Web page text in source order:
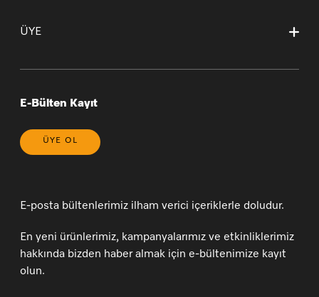
Kişisel Verilerin Korunması
Garanti Sertifikası Sözleşme Esasları
Sepetim
ÜYE
E-Bülten Kayıt
ÜYE OL
E-posta bültenlerimiz ilham verici içeriklerle doludur.
En yeni ürünlerimiz, kampanyalarımız ve etkinliklerimiz
hakkında bizden haber almak için e-bültenimize kayıt
olun.